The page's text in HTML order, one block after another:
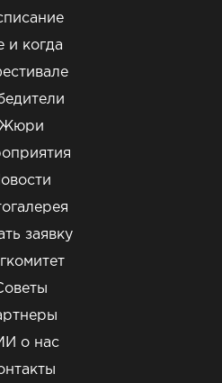
и когда
заявку
о нас